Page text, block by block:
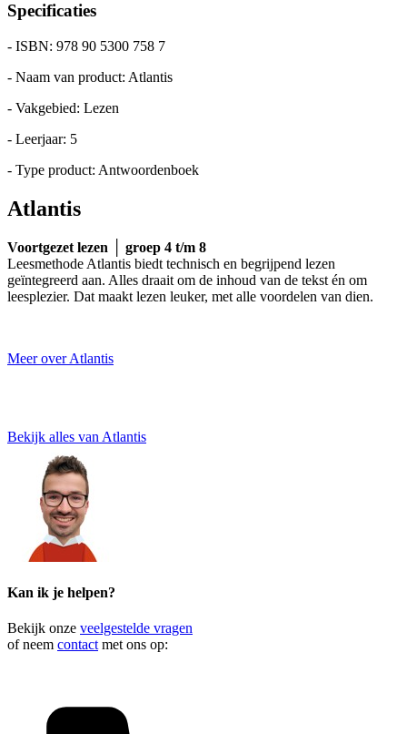
Specificaties
- ISBN: 978 90 5300 758 7
- Naam van product: Atlantis
- Vakgebied: Lezen
- Leerjaar: 5
- Type product: Antwoordenboek
Atlantis
Voortgezet lezen │ groep 4 t/m 8
Leesmethode Atlantis biedt technisch en begrijpend lezen
geïntegreerd aan. Alles draait om de inhoud van de tekst én om
leesplezier. Dat maakt lezen leuker, met alle voordelen van dien.
Meer over Atlantis
Bekijk alles van Atlantis
Kan ik je helpen?
Bekijk onze veelgestelde vragen
of neem contact met ons op: